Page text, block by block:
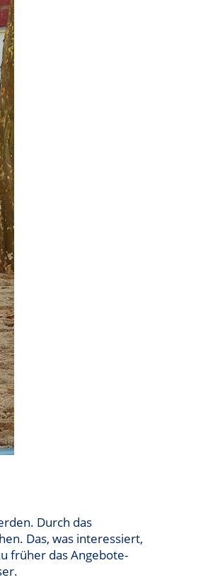
Durch das
Das, was interessiert,
früher das Angebote-